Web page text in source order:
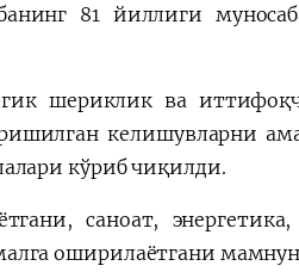
81 йиллиги
шериклик ва
келишувларни
кўриб чиқилди.
саноат,
оширилаётгани